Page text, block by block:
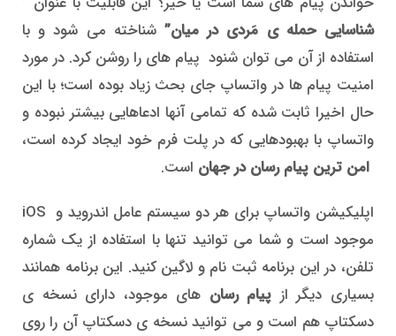
شناسایی حمله ی مَردی در میان” شناخته می شود و با
استفاده از آن می توان شنود پیام های را روشن کرد. در مورد
امنیت پیام ها در واتساپ جای بحث زیاد بوده است؛ با این
حال اخیرا ثابت شده که تمامی آنها ادعاهایی بیشتر نبوده و
واتساپ با بهبودهایی که در پلت فرم خود ایجاد کرده است،
امن ترین پیام رسان در جهان است.
اپلیکیشن واتساپ برای هر دو سیستم عامل اندروید و iOS
موجود است و شما می توانید تنها با استفاده از یک شماره
تلفن، در این برنامه ثبت نام و لاگین کنید. این برنامه همانند
بسیاری دیگر از پیام رسان های موجود، دارای نسخه ی
دسکتاپ هم است و می توانید نسخه ی دسکتاپ آن را روی